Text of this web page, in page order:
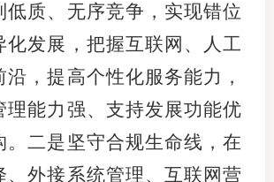
低质、无序竞争，实现错位
化发展，把握互联网、人工
沿，提高个性化服务能力，
理能力强、支持发展功能优
。二是坚守合规生命线，在
、外接系统管理、互联网营